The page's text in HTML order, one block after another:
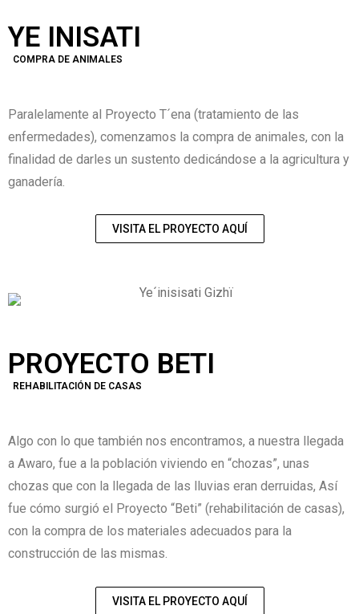
YE INISATI
COMPRA DE ANIMALES
Paralelamente al Proyecto T´ena (tratamiento de las
enfermedades), comenzamos la compra de animales, con la
finalidad de darles un sustento dedicándose a la agricultura y
ganadería.
VISITA EL PROYECTO AQUÍ
PROYECTO BETI
REHABILITACIÓN DE CASAS
Algo con lo que también nos encontramos, a nuestra llegada
a Awaro, fue a la población viviendo en “chozas”, unas
chozas que con la llegada de las lluvias eran derruidas, Así
fue cómo surgió el Proyecto “Beti” (rehabilitación de casas),
con la compra de los materiales adecuados para la
construcción de las mismas.
VISITA EL PROYECTO AQUÍ